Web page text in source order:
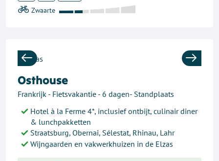
Previous Next
Osthouse
Frankrijk - Fietsvakantie - 6 dagen- Standplaats
Hotel à la Ferme 4*, inclusief ontbijt, culinair diner
& lunchpakketten
Straatsburg, Obernai, Sélestat, Rhinau, Lahr
Wijngaarden en vakwerkhuizen in de Elzas